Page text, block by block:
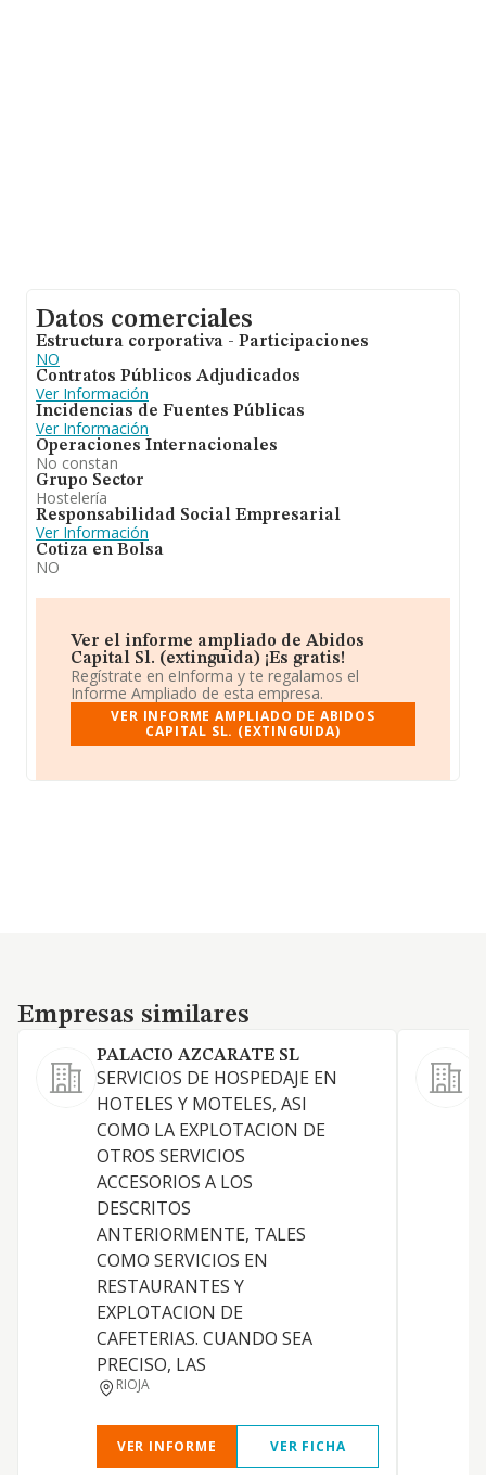
Datos comerciales
Estructura corporativa - Participaciones
NO
Contratos Públicos Adjudicados
Ver Información
Incidencias de Fuentes Públicas
Ver Información
Operaciones Internacionales
No constan
Grupo Sector
Hostelería
Responsabilidad Social Empresarial
Ver Información
Cotiza en Bolsa
NO
Ver el informe ampliado de Abidos
Capital Sl. (extinguida) ¡Es gratis!
Regístrate en eInforma y te regalamos el
Informe Ampliado de esta empresa.
VER INFORME AMPLIADO DE ABIDOS
CAPITAL SL. (EXTINGUIDA)
Empresas similares
Empresas similares
PALACIO AZCARATE SL
SERVICIOS DE HOSPEDAJE EN
HOTELES Y MOTELES, ASI
COMO LA EXPLOTACION DE
OTROS SERVICIOS
ACCESORIOS A LOS
DESCRITOS
ANTERIORMENTE, TALES
COMO SERVICIOS EN
RESTAURANTES Y
EXPLOTACION DE
CAFETERIAS. CUANDO SEA
PRECISO, LAS
RIOJA
VER INFORME VER FICHA